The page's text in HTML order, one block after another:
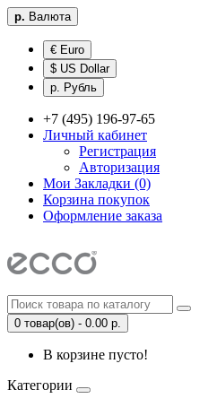
р. Валюта
€ Euro
$ US Dollar
р. Рубль
+7 (495) 196-97-65
Личный кабинет
Регистрация
Авторизация
Мои Закладки (0)
Корзина покупок
Оформление заказа
0 товар(ов) - 0.00 р.
В корзине пусто!
Категории